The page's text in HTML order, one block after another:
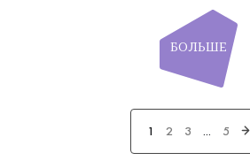
БОЛЬШЕ
1 2 3 ... 5